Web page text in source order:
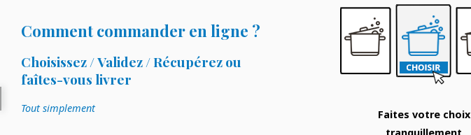
Comment commander en ligne ?
Choisissez / Validez / Récupérez ou
faîtes-vous livrer
Tout simplement
Faites votre choix